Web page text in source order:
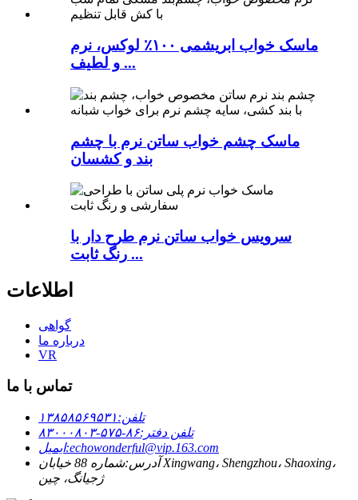
ماسک خواب ابریشمی ۱۰۰٪ لوکس، نرم
و لطیف ...
ماسک چشم خواب ساتن نرم با چشم
بند و کشسان
سرویس خواب ساتن نرم طرح دار با
رنگ ثابت ...
اطلاعات
گواهی
درباره ما
VR
تماس با ما
تلفن:۱۳۸۵۸۵۶۹۵۳۱
تلفن دفتر:۸۶-۵۷۵-۸۳۰۰۰۸۰۳
ایمیل:echowonderful@vip.163.com
آدرس:
شماره 88 خیابان Xingwang، Shengzhou، Shaoxing،
ژجیانگ، چین